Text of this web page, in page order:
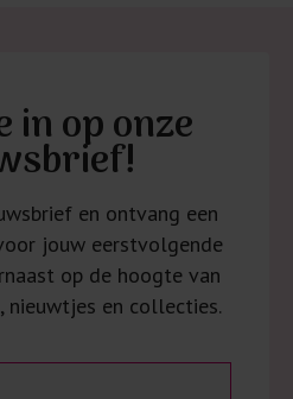
in op onze
en ontvang een
jouw eerstvolgende
op de hoogte van
en collecties.